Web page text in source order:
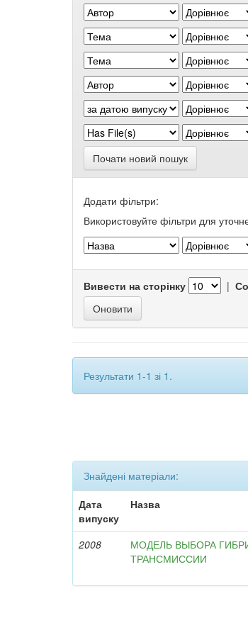
Почати новий пошук
Додати фільтри:
Використовуйте фільтри для
Вивести на сторінку |
Результати 1-1 зі 1.
Знайдені матеріали:
Дата
випуску
Назва
2008
МОДЕЛЬ ВЫБОРА
ТРАНСМИССИИ